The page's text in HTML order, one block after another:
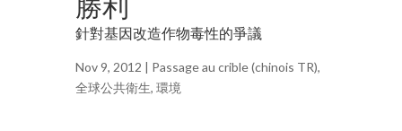
勝利
針對基因改造作物毒性的爭議
Nov 9, 2012 | Passage au crible (chinois TR),
全球公共衛生, 環境